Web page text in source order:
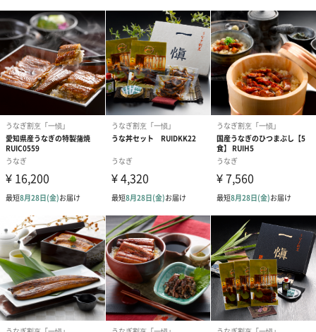
「自宅でリラックスしてお祝いをしたい」という方にぴったりの
商品となっています。
ご家族・ご友人の大切な日に、高級うなぎと共に上質なお時間を
お過ごしください。
商品詳細情報
原材料
うなぎ(愛知県産）、醤油（小麦・大豆を含む)、発酵
調味料、味醂、砂糖
◆刻みうなぎ
うなぎ(国産）、醤油（小麦・大豆を含む)、ぶどう糖
果糖液糖、発酵調味料、みりん、砂糖、水飴 、 増粘剤
(加工澱粉）、 着色料(カラメル、アナトー)、増粘剤(加
工澱粉、増粘多糖類)、調味料(アミノ酸等)
◆出汁(吸い地）
鰹節エキス、食塩、醤油(小麦・大豆を含む）、味醂、
昆布エキス